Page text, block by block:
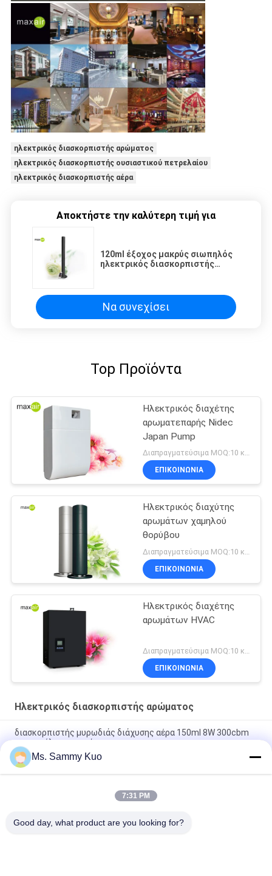
ηλεκτρικός διασκορπιστής αρώματος
ηλεκτρικός διασκορπιστής ουσιαστικού πετρελαίου
ηλεκτρικός διασκορπιστής αέρα
Αποκτήστε την καλύτερη τιμή για
120ml έξοχος μακρύς σιωπηλός
ηλεκτρικός διασκορπιστής
Να συνεχίσει
Top Προϊόντα
Ηλεκτρικός διαχέτης
αρωματεπαρής Nidec
Japan Pump
Διαπραγματεύσιμα MOQ:10 κομμάτια
ΕΠΙΚΟΙΝΩΝΊΑ
Ηλεκτρικός διαχύτης
αρωμάτων χαμηλού
θορύβου
Διαπραγματεύσιμα MOQ:10 κομμάτια
ΕΠΙΚΟΙΝΩΝΊΑ
Ηλεκτρικός διαχέτης
αρωμάτων HVAC
ΕΠΙΚΟΙΝΩΝΊΑ
Ηλεκτρικός διασκορπιστής αρώματος
διασκορπιστής μυρωδιάς διάχυσης αέρα 150ml 8W 300cbm
για τον έλεγχο οσμών
μηχανή αρώματος λουτρών 8W 12V1A 300CBM για τον έλεγχο
οσμών
Scented μηχανή 300m3 διασκορπιστών πετρελαίου λουτρών
Ms. Sammy Kuo
7:31 PM
Good day, what product are you looking for?